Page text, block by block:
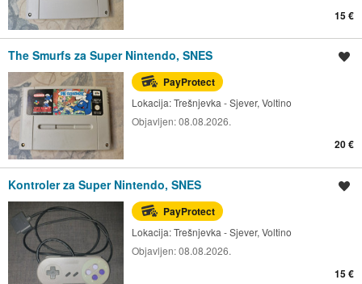
15 €
The Smurfs za Super Nintendo, SNES
PayProtect
Lokacija:Trešnjevka - Sjever, Voltino
Objavljen:08.08.2026.
20 €
Kontroler za Super Nintendo, SNES
PayProtect
Lokacija:Trešnjevka - Sjever, Voltino
Objavljen:08.08.2026.
15 €